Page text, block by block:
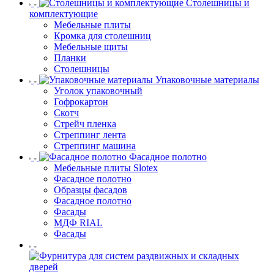
Столешницы и
комплектующие
Мебельные плиты
Кромка для столешниц
Мебельные щиты
Планки
Столешницы
Упаковочные материалы
Уголок упаковочный
Гофрокартон
Скотч
Стрейч пленка
Стреппинг лента
Стреппинг машина
Фасадное полотно
Мебельные плиты Slotex
Фасадное полотно
Образцы фасадов
Фасадное полотно
Фасады
МДФ RIAL
Фасады